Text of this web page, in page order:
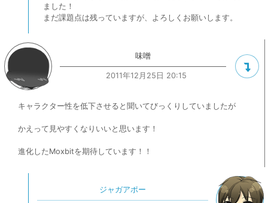
ました！
まだ課題点は残っていますが、よろしくお願いします。
味噌
2011年12月25日 20:15
キャラクター性を低下させると聞いてびっくりしていましたが
かえって見やすくなりいいと思います！
進化したMoxbitを期待しています！！
ジャガアポー